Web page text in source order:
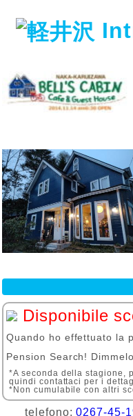
Disponibile
Quando ho effettuato la
Pension Search!
*A seconda della stagione,
quindi contattaci per i
*Non cumulabile con altri
telefono: 0267-45-